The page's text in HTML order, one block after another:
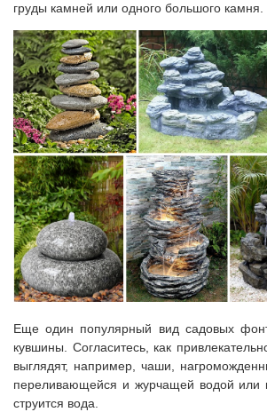
груды камней или одного большого камня.
Еще один популярный вид садовых
кувшины. Согласитесь, как
выглядят, например, чаши,
переливающейся и журчащей водой или
струится вода.